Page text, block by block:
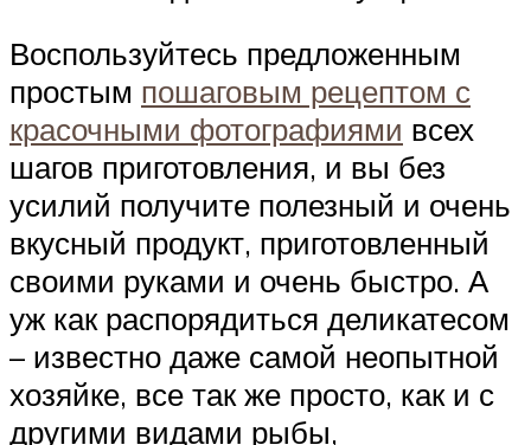
Воспользуйтесь предложенным
простым пошаговым рецептом с
красочными фотографиями всех
шагов приготовления, и вы без
усилий получите полезный и очень
вкусный продукт, приготовленный
своими руками и очень быстро. А
уж как распорядиться деликатесом
– известно даже самой неопытной
хозяйке, все так же просто, как и с
другими видами рыбы,